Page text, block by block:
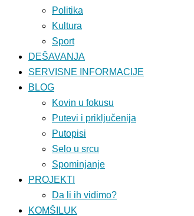
Politika
Kultura
Sport
DEŠAVANJA
SERVISNE INFORMACIJE
BLOG
Kovin u fokusu
Putevi i priključenija
Putopisi
Selo u srcu
Spominjanje
PROJEKTI
Da li ih vidimo?
KOMŠILUK